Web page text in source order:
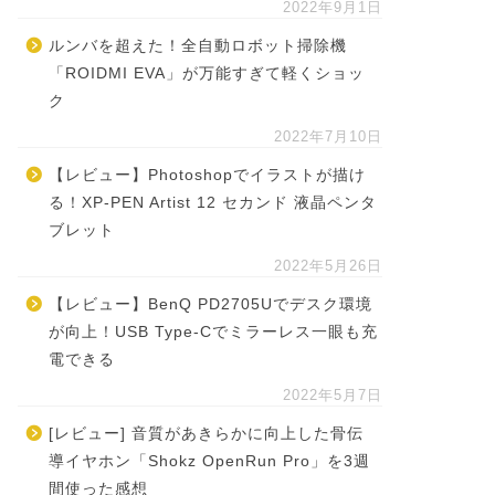
2022年9月1日
ルンバを超えた！全自動ロボット掃除機
「ROIDMI EVA」が万能すぎて軽くショッ
ク
2022年7月10日
【レビュー】Photoshopでイラストが描け
る！XP-PEN Artist 12 セカンド 液晶ペンタ
ブレット
2022年5月26日
【レビュー】BenQ PD2705Uでデスク環境
が向上！USB Type-Cでミラーレス一眼も充
電できる
2022年5月7日
[レビュー] 音質があきらかに向上した骨伝
導イヤホン「Shokz OpenRun Pro」を3週
間使った感想